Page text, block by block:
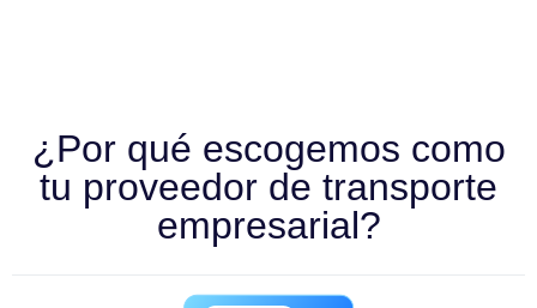
¿Por qué escogemos como
tu proveedor de transporte
empresarial?